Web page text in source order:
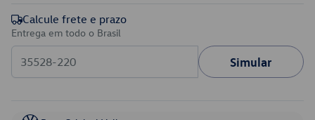
Calcule frete e prazo
Entrega em todo o Brasil
Simular